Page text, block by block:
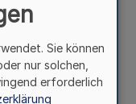
Sie können
nur solchen,
erforderlich